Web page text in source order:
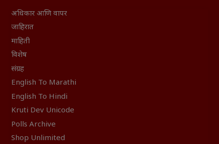
अधिकार आणि वापर
जाहिरात
माहिती
विशेष
संग्रह
English To Marathi
English To Hindi
Kruti Dev Unicode
Polls Archive
Shop Unlimited